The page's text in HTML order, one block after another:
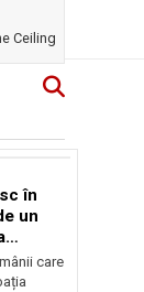
Ceiling
în
un
care